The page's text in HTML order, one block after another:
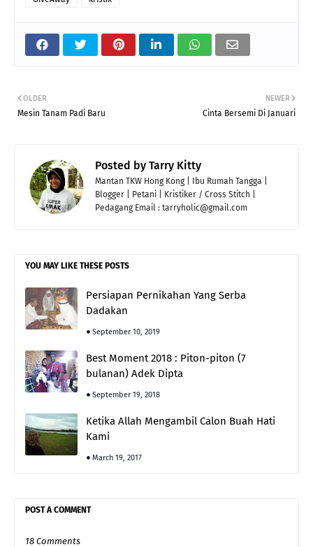
NEWER
Cinta Bersemi Di Januari
OLDER
Mesin Tanam Padi Baru
Posted by Tarry Kitty
Mantan TKW Hong Kong | Ibu Rumah Tangga |
Blogger | Petani | Kristiker / Cross Stitch |
Pedagang Email : tarryholic@gmail.com
YOU MAY LIKE THESE POSTS
Persiapan Pernikahan Yang Serba
Dadakan
September 10, 2019
Best Moment 2018 : Piton-piton (7
bulanan) Adek Dipta
September 19, 2018
Ketika Allah Mengambil Calon Buah Hati
Kami
March 19, 2017
POST A COMMENT
18 Comments